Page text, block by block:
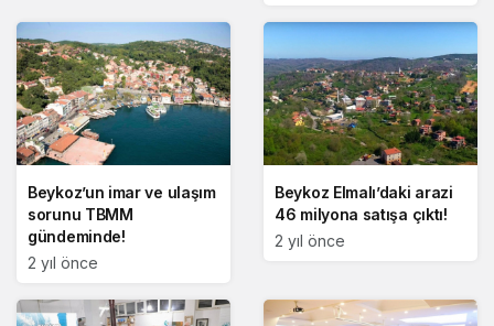
Beykoz’un imar ve ulaşım
sorunu TBMM
gündeminde!
2 yıl önce
Beykoz Elmalı’daki arazi
46 milyona satışa çıktı!
2 yıl önce